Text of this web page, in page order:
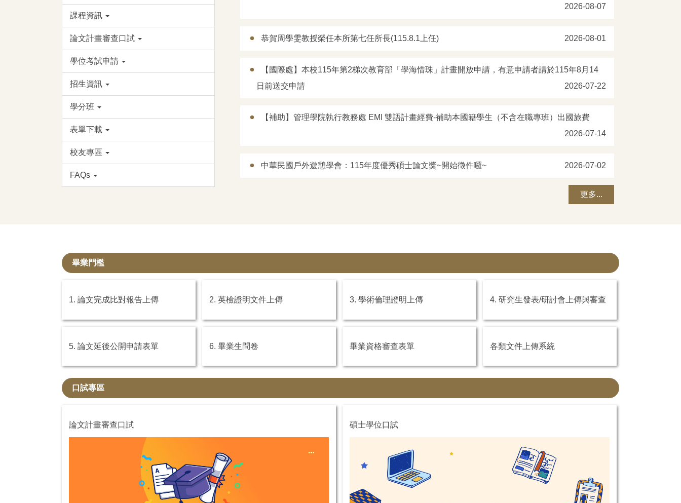
課程資訊
論文計畫審查口試
學位考試申請
招生資訊
學分班
表單下載
校友專區
FAQs
2026-08-07
恭賀周學雯教授榮任本所第七任所長(115.8.1上任) 2026-08-01
【國際處】本校115年第2梯次教育部「學海惜珠」計畫開放申請，有意申請者請於115年8月14
日前送交申請
2026-07-22
【補助】管理學院執行教務處 EMI 雙語計畫經費-補助本國籍學生（不含在職專班）出國旅費
2026-07-14
中華民國戶外遊憩學會：115年度優秀碩士論文獎~開始徵件囉~ 2026-07-02
更多...
畢業門檻
1. 論文完成比對報告上傳 2. 英檢證明文件上傳 3. 學術倫理證明上傳 4. 研究生發表/研討會上傳與審查
5. 論文延後公開申請表單 6. 畢業生問卷 畢業資格審查表單 各類文件上傳系統
口試專區
論文計畫審查口試 碩士學位口試